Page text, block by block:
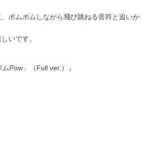
ポムポムしながら飛び跳ねる音符と追いか
いです。
Pow」（Full ver.）』